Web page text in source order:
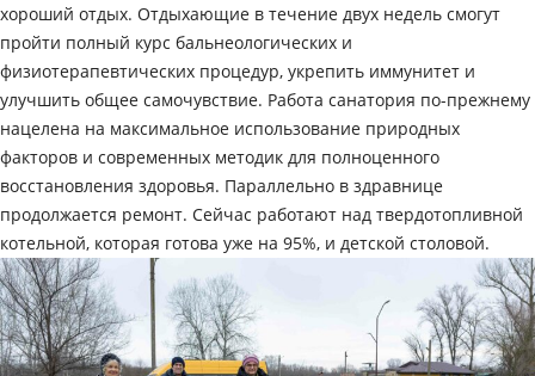
хороший отдых. Отдыхающие в течение двух недель смогут
пройти полный курс бальнеологических и
физиотерапевтических процедур, укрепить иммунитет и
улучшить общее самочувствие. Работа санатория по-прежнему
нацелена на максимальное использование природных
факторов и современных методик для полноценного
восстановления здоровья. Параллельно в здравнице
продолжается ремонт. Сейчас работают над твердотопливной
котельной, которая готова уже на 95%, и детской столовой.